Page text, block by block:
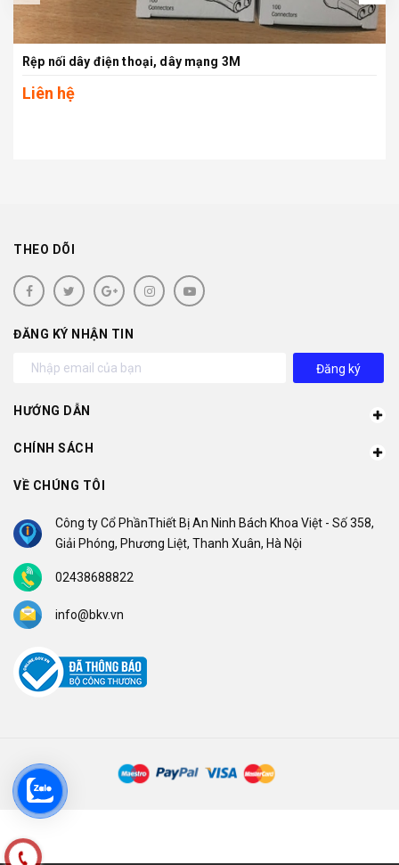
Rệp nối dây điện thoại, dây mạng 3M
Liên hệ
THEO DÕI
ĐĂNG KÝ NHẬN TIN
Đăng ký
HƯỚNG DẪN
CHÍNH SÁCH
VỀ CHÚNG TÔI
Công ty Cổ PhầnThiết Bị An Ninh Bách Khoa Việt - Số 358,
Giải Phóng, Phương Liệt, Thanh Xuân, Hà Nội
02438688822
info@bkv.vn